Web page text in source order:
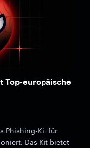
Top-europäische
Phishing-Kit für
Das Kit bietet